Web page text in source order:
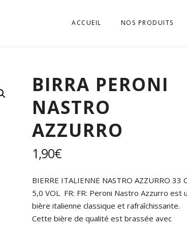
ACCUEIL NOS PRODUITS
BISCUITS
GASTRONOMIE
BIRRA PERONI
NASTRO
AZZURRO
1,90€
BIERRE ITALIENNE NASTRO AZZURRO 33
5,0 VOL FR: FR: Peroni Nastro Azzurro est
bière italienne classique et rafraîchissante.
Cette bière de qualité est brassée avec